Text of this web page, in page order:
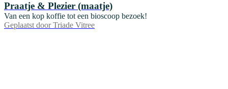
Praatje & Plezier (maatje)
Van een kop koffie tot een bioscoop bezoek!
Geplaatst door Triade Vitree